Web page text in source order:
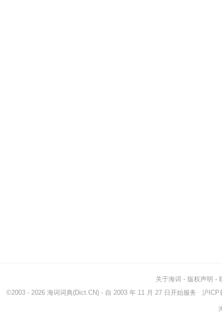
关于海词 - 版权声明 -
©2003 - 2026 海词词典(Dict.CN) - 自 2003 年 11 月 27 日开始服务 沪ICP